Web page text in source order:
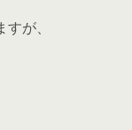
が、